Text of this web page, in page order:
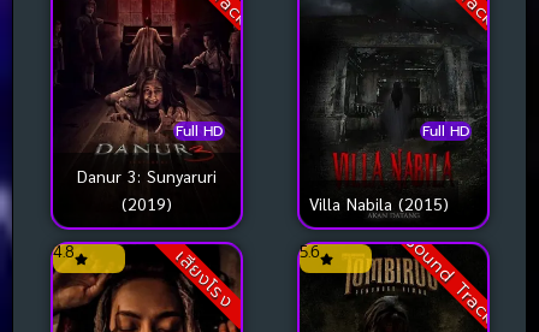
Full HD
Danur 3: Sunyaruri
(2019)
Full HD
Villa Nabila (2015)
เสียงโรง
4.8 Sound Track
5.6